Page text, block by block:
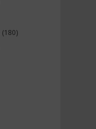
(180)